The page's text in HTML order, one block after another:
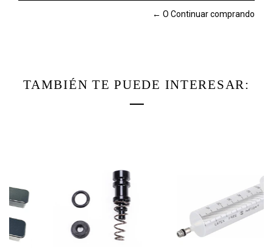
← O Continuar comprando
TAMBIÉN TE PUEDE INTERESAR: